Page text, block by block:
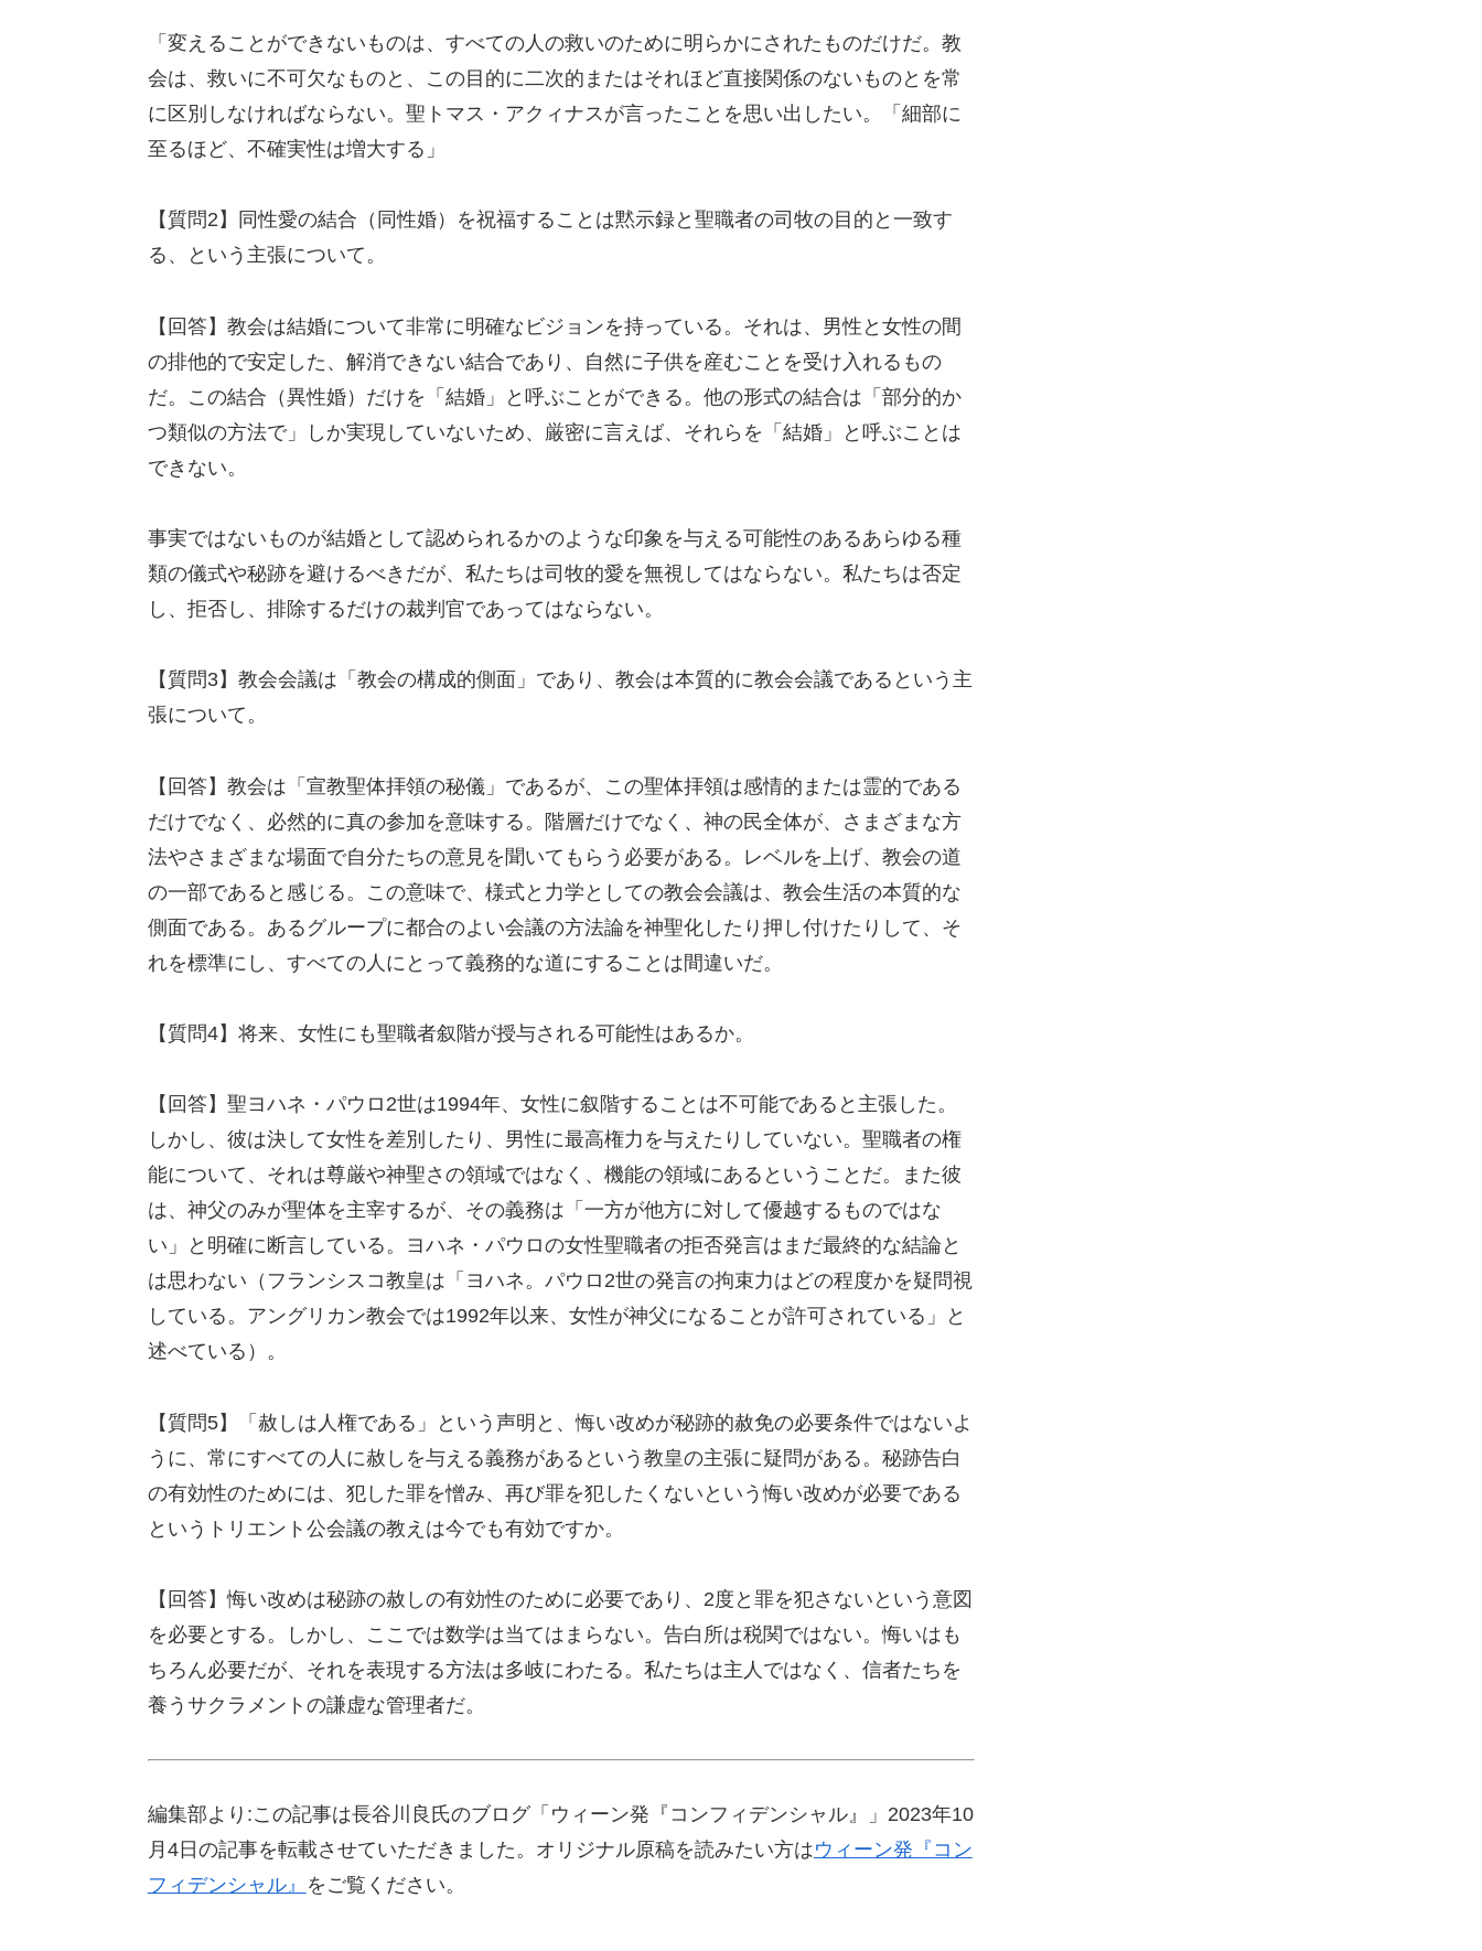
「変えることができないものは、すべての人の救いのために明らかにされたものだけだ。教
会は、救いに不可欠なものと、この目的に二次的またはそれほど直接関係のないものとを常
に区別しなければならない。聖トマス・アクィナスが言ったことを思い出したい。「細部に
至るほど、不確実性は増大する」
【質問2】同性愛の結合（同性婚）を祝福することは黙示録と聖職者の司牧の目的と一致す
る、という主張について。
【回答】教会は結婚について非常に明確なビジョンを持っている。それは、男性と女性の間
の排他的で安定した、解消できない結合であり、自然に子供を産むことを受け入れるもの
だ。この結合（異性婚）だけを「結婚」と呼ぶことができる。他の形式の結合は「部分的か
つ類似の方法で」しか実現していないため、厳密に言えば、それらを「結婚」と呼ぶことは
できない。
事実ではないものが結婚として認められるかのような印象を与える可能性のあるあらゆる種
類の儀式や秘跡を避けるべきだが、私たちは司牧的愛を無視してはならない。私たちは否定
し、拒否し、排除するだけの裁判官であってはならない。
【質問3】教会会議は「教会の構成的側面」であり、教会は本質的に教会会議であるという主
張について。
【回答】教会は「宣教聖体拝領の秘儀」であるが、この聖体拝領は感情的または霊的である
だけでなく、必然的に真の参加を意味する。階層だけでなく、神の民全体が、さまざまな方
法やさまざまな場面で自分たちの意見を聞いてもらう必要がある。レベルを上げ、教会の道
の一部であると感じる。この意味で、様式と力学としての教会会議は、教会生活の本質的な
側面である。あるグループに都合のよい会議の方法論を神聖化したり押し付けたりして、そ
れを標準にし、すべての人にとって義務的な道にすることは間違いだ。
【質問4】将来、女性にも聖職者叙階が授与される可能性はあるか。
【回答】聖ヨハネ・パウロ2世は1994年、女性に叙階することは不可能であると主張した。
しかし、彼は決して女性を差別したり、男性に最高権力を与えたりしていない。聖職者の権
能について、それは尊厳や神聖さの領域ではなく、機能の領域にあるということだ。また彼
は、神父のみが聖体を主宰するが、その義務は「一方が他方に対して優越するものではな
い」と明確に断言している。ヨハネ・パウロの女性聖職者の拒否発言はまだ最終的な結論と
は思わない（フランシスコ教皇は「ヨハネ。パウロ2世の発言の拘束力はどの程度かを疑問視
している。アングリカン教会では1992年以来、女性が神父になることが許可されている」と
述べている）。
【質問5】「赦しは人権である」という声明と、悔い改めが秘跡的赦免の必要条件ではないよ
うに、常にすべての人に赦しを与える義務があるという教皇の主張に疑問がある。秘跡告白
の有効性のためには、犯した罪を憎み、再び罪を犯したくないという悔い改めが必要である
というトリエント公会議の教えは今でも有効ですか。
【回答】悔い改めは秘跡の赦しの有効性のために必要であり、2度と罪を犯さないという意図
を必要とする。しかし、ここでは数学は当てはまらない。告白所は税関ではない。悔いはも
ちろん必要だが、それを表現する方法は多岐にわたる。私たちは主人ではなく、信者たちを
養うサクラメントの謙虚な管理者だ。
編集部より:この記事は長谷川良氏のブログ「ウィーン発『コンフィデンシャル』」2023年10
月4日の記事を転載させていただきました。オリジナル原稿を読みたい方はウィーン発『コン
フィデンシャル』
をご覧ください。